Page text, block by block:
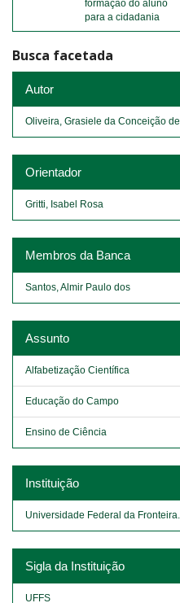
formação do aluno
para a cidadania
Busca facetada
Autor
Oliveira, Grasiele da Conceição de
Orientador
Gritti, Isabel Rosa
Membros da Banca
Santos, Almir Paulo dos
Assunto
Alfabetização Científica
Educação do Campo
Ensino de Ciência
Instituição
Universidade Federal da Fronteira...
Sigla da Instituição
UFFS